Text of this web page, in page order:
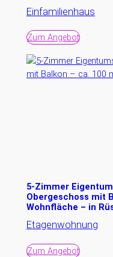
Einfamilienhaus
Zum Angebot
5-Zimmer
Obergeschoss mit
Wohnfläche – in
Etagenwohnung
Zum Angebot